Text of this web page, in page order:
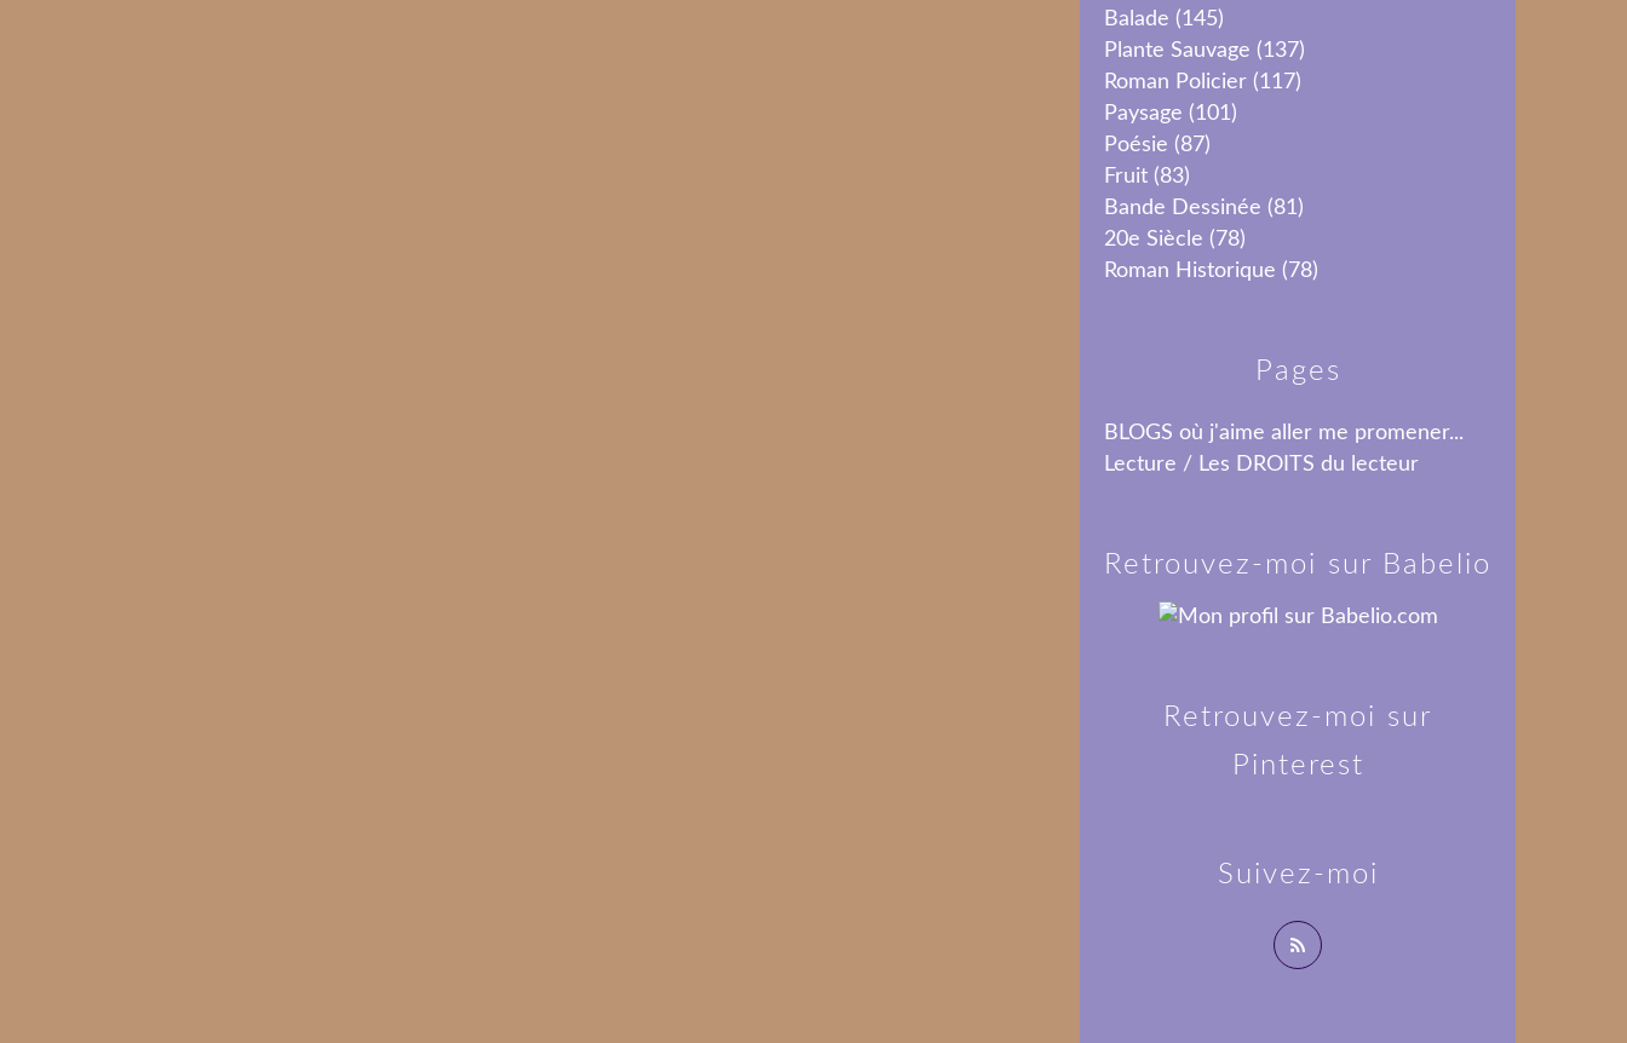
Balade (145)
Plante Sauvage (137)
Roman Policier (117)
Paysage (101)
Poésie (87)
Fruit (83)
Bande Dessinée (81)
20e Siècle (78)
Roman Historique (78)
Pages
BLOGS où j'aime aller me promener...
Lecture / Les DROITS du lecteur
Suivez-moi
Retrouvez-moi sur Babelio
Retrouvez-moi sur
Pinterest